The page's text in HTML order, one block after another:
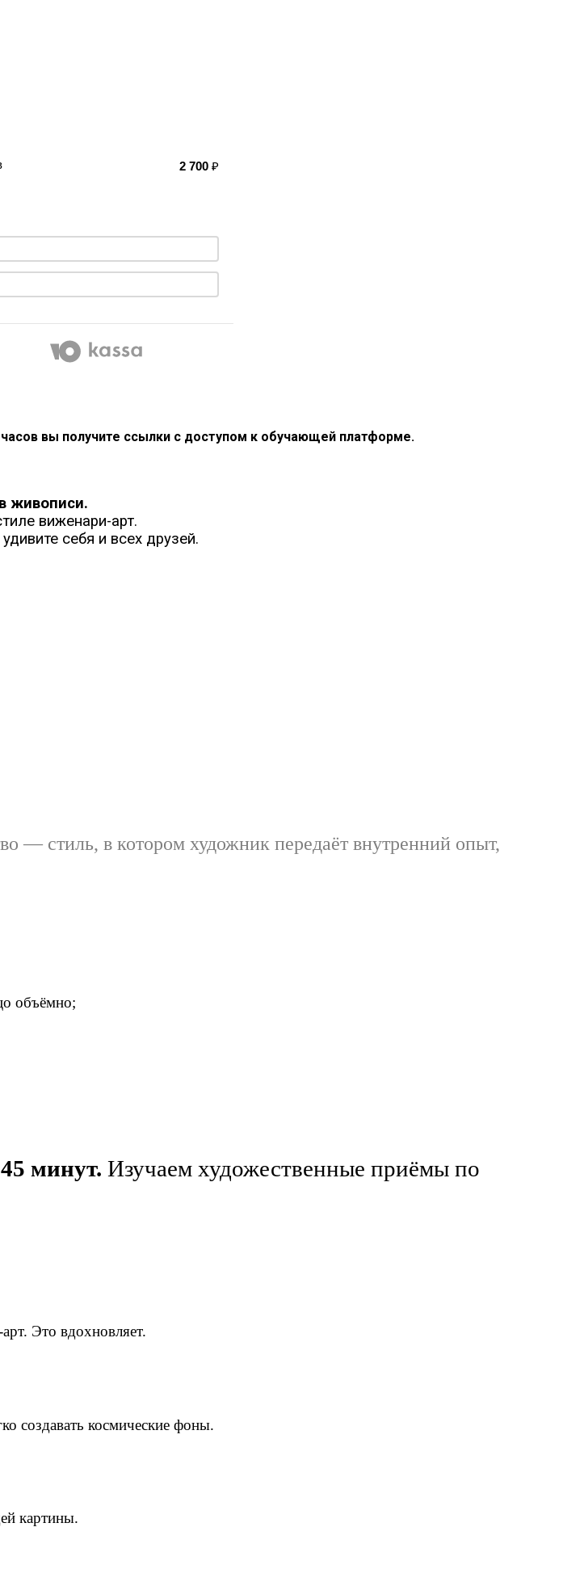
2 700 ₽
вы получите ссылки с доступом к обучающей платформе.
живописи.
виженари-арт.
себя и всех друзей.
— стиль, в котором художник передаёт внутренний опыт,
объёмно;
минут. Изучаем художественные приёмы по
Это вдохновляет.
создавать космические фоны.
картины.